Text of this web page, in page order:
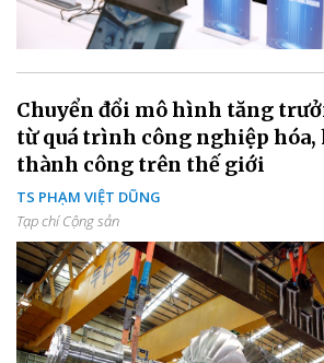
Chuyển đổi mô hình tăng
từ quá trình công nghiệp hóa,
thành công trên thế giới
TS PHẠM VIỆT DŨNG
Tạp chí Cộng sản